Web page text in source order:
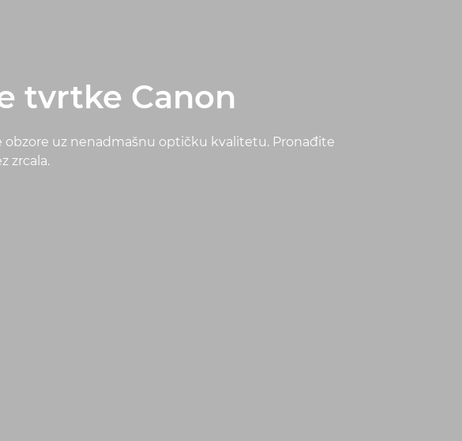
tvrtke Canon
uz nenadmašnu optičku kvalitetu. Pronađite
zrcala.